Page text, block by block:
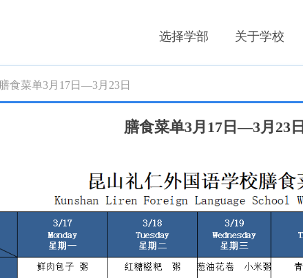
选择学部 关于学校
膳食菜单3月17日—3月23日
膳食菜单3月17日—3月23日